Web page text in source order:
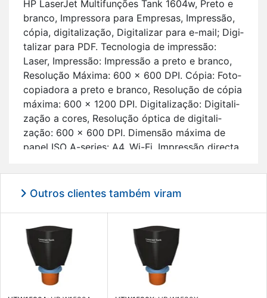
HP La­serJet Mul­ti­fun­ções Tank 1604w, Preto e
branco, Im­pres­sora para Em­presas, Im­pressão,
cópia, di­gi­ta­li­zação, Di­gi­ta­lizar para e-mail; Di­gi­
ta­lizar para PDF. Tec­no­logia de im­pressão:
Laser, Im­pressão: Im­pressão a preto e branco,
Re­so­lução Má­xima: 600 x 600 DPI. Cópia: Fo­to­
co­pi­a­dora a preto e branco, Re­so­lução de cópia
má­xima: 600 x 1200 DPI. Di­gi­ta­li­zação: Di­gi­ta­li­
zação a cores, Re­so­lução óp­tica de di­gi­ta­li­
zação: 600 x 600 DPI. Di­mensão má­xima de
papel ISO A-se­ries: A4. Wi-Fi. Im­pressão di­recta.
Pro­fis­si­onal Laser Im­pressão a preto e
branco;
600 x 600 DPI;
Cor(es) dos car­tu­chos de im­pressão:
Preto;
A4 22 ppm;
Fo­to­co­pi­a­dora a preto e branco Di­gi­ta­li­
Outros clientes também viram